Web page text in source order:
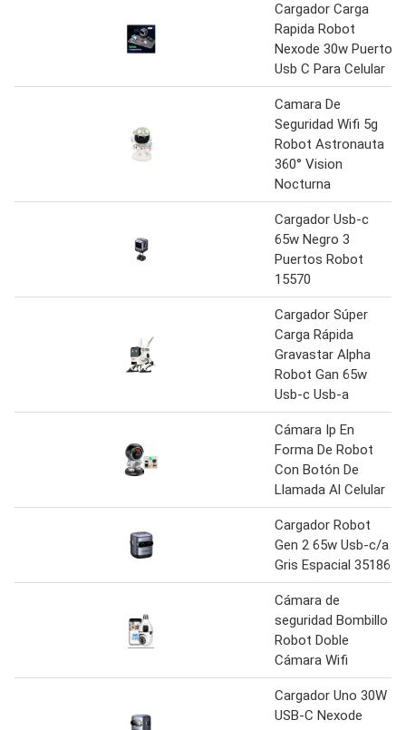
Cargador Carga
Rapida Robot
Nexode 30w Puerto
Usb C Para Celular
Camara De
Seguridad Wifi 5g
Robot Astronauta
360° Vision
Nocturna
Cargador Usb-c
65w Negro 3
Puertos Robot
15570
Cargador Súper
Carga Rápida
Gravastar Alpha
Robot Gan 65w
Usb-c Usb-a
Cámara Ip En
Forma De Robot
Con Botón De
Llamada Al Celular
Cargador Robot
Gen 2 65w Usb-c/a
Gris Espacial 35186
Cámara de
seguridad Bombillo
Robot Doble
Cámara Wifi
Cargador Uno 30W
USB-C Nexode